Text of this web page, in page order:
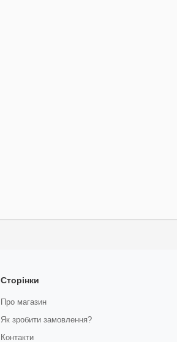
Сторінки
Про магазин
Як зробити замовлення?
Контакти